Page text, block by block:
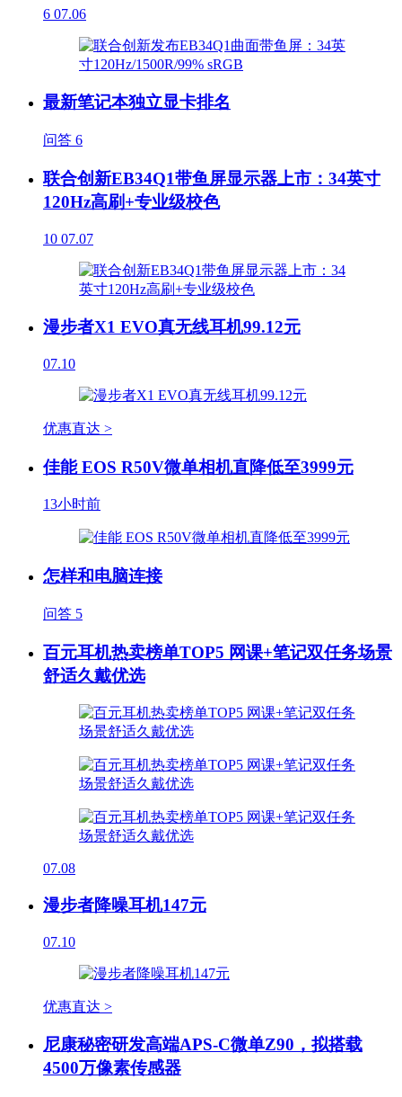
6 07.06
最新笔记本独立显卡排名
问答 6
联合创新EB34Q1带鱼屏显示器上市：34英寸
120Hz高刷+专业级校色
10 07.07
漫步者X1 EVO真无线耳机99.12元
07.10
优惠直达 >
佳能 EOS R50V微单相机直降低至3999元
13小时前
怎样和电脑连接
问答 5
百元耳机热卖榜单TOP5 网课+笔记双任务场景
舒适久戴优选
07.08
漫步者降噪耳机147元
07.10
优惠直达 >
尼康秘密研发高端APS-C微单Z90，拟搭载
4500万像素传感器